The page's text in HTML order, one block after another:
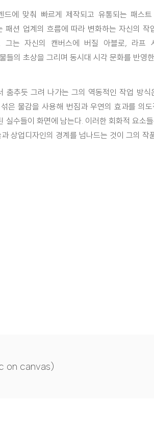
드에 맞춰 빠르게 제작되고 유통되는 패스
패션 업계의 흐름에 따라 변화하는 자신의 작
그는 자신의 캔버스에 버질 아블로, 라프
들의 초상을 그리며 동시대 시각 문화를 반영
춤추듯 그려 나가는 그의 역동적인 작업 방식
은 물감을 사용해 번짐과 우연의 효과를 의
실수들이 화면에 남는다. 이러한 회화적 요소
상업디자인의 경계를 넘나드는 것이 그의 작
on canvas)